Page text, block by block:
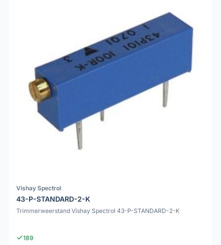
Vishay Spectrol
43-P-STANDARD-2-K
Trimmerweerstand Vishay Spectrol 43-P-STANDARD-2-K
189